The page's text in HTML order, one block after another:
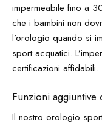
impermeabile fino a
che i bambini non
l’orologio quando si
sport acquatici.
certificazioni affidabili.
Funzioni
Il nostro orologio